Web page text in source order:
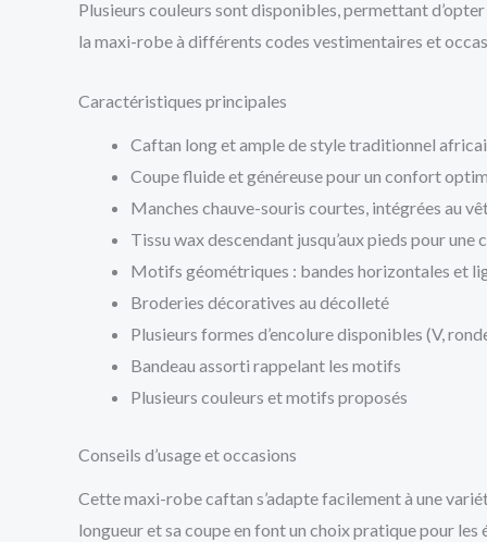
Plusieurs couleurs sont disponibles, permettant
la maxi-robe à différents codes vestimentaires et
Caractéristiques principales
Caftan long et ample de style traditionnel
Coupe fluide et généreuse pour un confort
Manches chauve-souris courtes, intégrées au
Tissu wax descendant jusqu’aux pieds pour une
Motifs géométriques : bandes horizontales et
Broderies décoratives au décolleté
Plusieurs formes d’encolure disponibles (V,
Bandeau assorti rappelant les motifs
Plusieurs couleurs et motifs proposés
Conseils d’usage et occasions
Cette maxi-robe caftan s’adapte facilement à une
longueur et sa coupe en font un choix pratique pour